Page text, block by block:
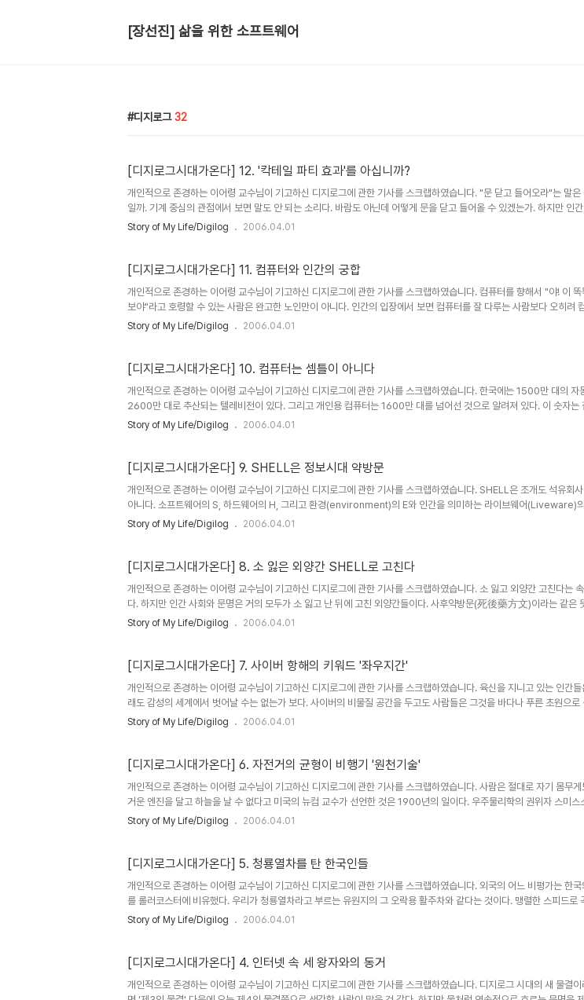
[장선진] 삶을 위한 소프트웨어
디지로그 32
[디지로그시대가온다] 12. '칵테일 파티 효과'를 아십니까?
개인적으로 존경하는 이어령 교수님이 기고하신 디지로그에 관한 기사를 스크랩하였습니다. "문 닫고 들어오라"는 말은
일까. 기계 중심의 관점에서 보면 말도 안 되는 소리다. 바람도 아닌데 어떻게 문을 닫고 들어올 수 있겠는가. 하지만 인
관점에서 보면 자연스럽게 통해온 말이다. 단지 '들어오다'와 '문을 닫다'의 두 언표(言表) 가운데 말하는 사람의 의도를
거기에 자기 남편이 다른 여자와 말을 나누고 있는 장면을 본 부인이 있었다면 잡음 ..
Story of My Life/Digilog 2006.04.01
[디지로그시대가온다] 11. 컴퓨터와 인간의 궁합
개인적으로 존경하는 이어령 교수님이 기고하신 디지로그에 관한 기사를 스크랩하였습니다. 컴퓨터를 향해서 "야! 이 똑
보야"라고 호령할 수 있는 사람은 완고한 노인만이 아니다. 인간의 입장에서 보면 컴퓨터를 잘 다루는 사람보다 오히려
더 정상이다. 원래 인간은 아날로그적이고 컴퓨터는 디지털적으로 그 시스템이 다르기 때문이다. 이를테면 궁합이 맞지
응하면서 '생물적 진화'를 해왔다면 컴퓨터는 실험실이나 공장의 환경에서 '기계적 진화'를..
Story of My Life/Digilog 2006.04.01
[디지로그시대가온다] 10. 컴퓨터는 셈틀이 아니다
개인적으로 존경하는 이어령 교수님이 기고하신 디지로그에 관한 기사를 스크랩하였습니다. 한국에는 1500만 대의 자
2600만 대로 추산되는 텔레비전이 있다. 그리고 개인용 컴퓨터는 1600만 대를 넘어선 것으로 알려져 있다. 이 숫자는
자동차와 TV, 그리고 PC가 있다는 이야기가 된다. 문제는 그런 기계들과 매일 함께 살다 보면 그것을 대하는 우리 의식에
낯선 외계인이나 옛 조상의 눈으로 보면 전연 다른 의미를 띠게 된다. 그래서 우리가 우상..
Story of My Life/Digilog 2006.04.01
[디지로그시대가온다] 9. SHELL은 정보시대 약방문
개인적으로 존경하는 이어령 교수님이 기고하신 디지로그에 관한 기사를 스크랩하였습니다. SHELL은 조개도 석유회
아니다. 소프트웨어의 S, 하드웨어의 H, 그리고 환경(environment)의 E와 인간을 의미하는 라이브웨어(Liveware)
머리글자를 짜맞춰서 만든 항공관계의 휴먼팩터의 모델이다. 원래 버밍엄대 교수였던 앨빈 에드워즈가 만든 당시(1972)
쏠린다. 조종실에 들어가도 조종사는 보이지 않고 빡빡하게 들어찬 수백 개의 계기..
Story of My Life/Digilog 2006.04.01
[디지로그시대가온다] 8. 소 잃은 외양간 SHELL로 고친다
개인적으로 존경하는 이어령 교수님이 기고하신 디지로그에 관한 기사를 스크랩하였습니다. 소 잃고 외양간 고친다는
다. 하지만 인간 사회와 문명은 거의 모두가 소 잃고 난 뒤에 고친 외양간들이다. 사후약방문(死後藥方文)이라는 같은
담을 두고 생각해보면 금세 납득이 갈 것이다. 페니실린은 플레밍 박사가 군의관으로 있을 때 수많은 병사가 총상의 염증
띠이고 에어백이다. 볼보는 아예 사고현장에 달려가 원인과 결함을 캐내어 외양간 고치는 일을 제도화..
Story of My Life/Digilog 2006.04.01
[디지로그시대가온다] 7. 사이버 항해의 키워드 '좌우지간'
개인적으로 존경하는 이어령 교수님이 기고하신 디지로그에 관한 기사를 스크랩하였습니다. 육신을 지니고 있는 인간들
래도 감성의 세계에서 벗어날 수는 없는가 보다. 사이버의 비물질 공간을 두고도 사람들은 그것을 바다나 푸른 초원으로
다. 그래서 인터넷에서 정보 검색을 하는 것을 서핑(파도타기)한다고 하고 원하는 웹페이지를 쉽게 찾아갈 수 있도록 디자
각하면 바닷바람의 감성으로 가까워진다. 배를 그대로 놔두면 똑바로 가지 않고 좌우 어느 쪽으..
Story of My Life/Digilog 2006.04.01
[디지로그시대가온다] 6. 자전거의 균형이 비행기 '원천기술'
개인적으로 존경하는 이어령 교수님이 기고하신 디지로그에 관한 기사를 스크랩하였습니다. 사람은 절대로 자기 몸무게
거운 엔진을 달고 하늘을 날 수 없다고 미국의 뉴컴 교수가 선언한 것은 1900년의 일이다. 우주물리학의 권위자 스미스
구소의 총재 랑그레가 정부의 지원 아래 제작한 그레이트 에어드롬기가 포토맥 강물 속으로 추락해버린 것은 1903년 12
이나 우주물리학으로도 못 해낸 것을 무명의 시골 자전거 점포의 라이트 형제가 발명한 의미를 깊..
Story of My Life/Digilog 2006.04.01
[디지로그시대가온다] 5. 청룡열차를 탄 한국인들
개인적으로 존경하는 이어령 교수님이 기고하신 디지로그에 관한 기사를 스크랩하였습니다. 외국의 어느 비평가는 한국
를 롤러코스터에 비유했다. 우리가 청룡열차라고 부르는 유원지의 그 오락용 활주차와 같다는 것이다. 맹렬한 스피드로
하듯이 지상에서 하늘로 올라가다가 정상에 이르면 급전직하로 떨어지는 것이 청룡열차의 원리다. 그 비평가는 한국의 역
지지율의 정상으로부터 20%대로 급락한 노무현 대통령의 경우도 거론하고 있다. 기분 나쁜 비평이지만 할 말이..
Story of My Life/Digilog 2006.04.01
[디지로그시대가온다] 4. 인터넷 속 세 왕자와의 동거
개인적으로 존경하는 이어령 교수님이 기고하신 디지로그에 관한 기사를 스크랩하였습니다. 디지로그 시대의 새 물결이